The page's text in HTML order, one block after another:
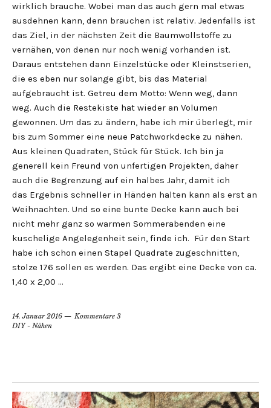
wirklich brauche. Wobei man das auch gern mal etwas
ausdehnen kann, denn brauchen ist relativ. Jedenfalls ist
das Ziel, in der nächsten Zeit die Baumwollstoffe zu
vernähen, von denen nur noch wenig vorhanden ist.
Daraus entstehen dann Einzelstücke oder Kleinstserien,
die es eben nur solange gibt, bis das Material
aufgebraucht ist. Getreu dem Motto: Wenn weg, dann
weg. Auch die Restekiste hat wieder an Volumen
gewonnen. Um das zu ändern, habe ich mir überlegt, mir
bis zum Sommer eine neue Patchworkdecke zu nähen.
Aus kleinen Quadraten, Stück für Stück. Ich bin ja
generell kein Freund von unfertigen Projekten, daher
auch die Begrenzung auf ein halbes Jahr, damit ich
das Ergebnis schneller in Händen halten kann als erst an
Weihnachten. Und so eine bunte Decke kann auch bei
nicht mehr ganz so warmen Sommerabenden eine
kuschelige Angelegenheit sein, finde ich. Für den Start
habe ich schon einen Stapel Quadrate zugeschnitten,
stolze 176 sollen es werden. Das ergibt eine Decke von ca.
1,40 x 2,00 …
14. Januar 2016
Kommentare 3
DIY - Nähen